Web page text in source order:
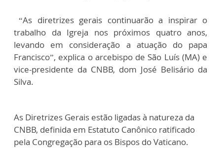
“As diretrizes gerais continuarão a inspirar o
trabalho da Igreja nos próximos quatro anos,
levando em consideração a atuação do papa
Francisco”, explica o arcebispo de São Luís (MA) e
vice-presidente da CNBB, dom José Belisário da
Silva.
As Diretrizes Gerais estão ligadas à natureza da
CNBB, definida em Estatuto Canônico ratificado
pela Congregação para os Bispos do Vaticano.